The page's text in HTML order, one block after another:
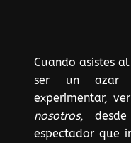
Cuando asistes
ser un azar
experimentar,
nosotros,
espectador que